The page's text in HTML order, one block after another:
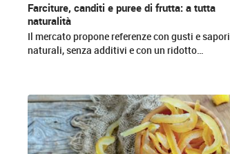
Farciture, canditi e puree di frutta: a tutta
naturalità
Il mercato propone referenze con gusti e sapori
naturali, senza additivi e con un ridotto…